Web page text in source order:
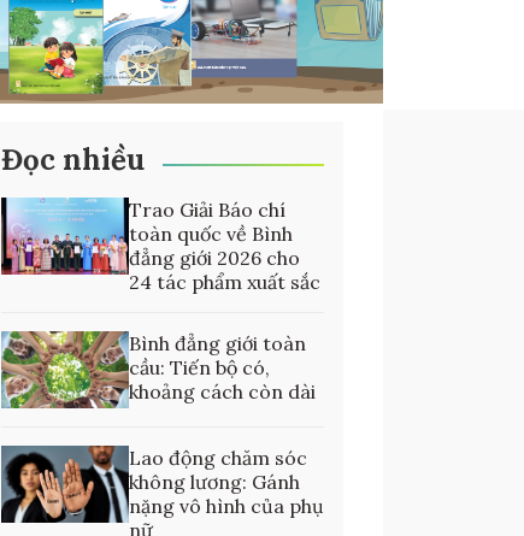
Đọc nhiều
Trao Giải Báo chí
toàn quốc về Bình
đẳng giới 2026 cho
24 tác phẩm xuất sắc
Bình đẳng giới toàn
cầu: Tiến bộ có,
khoảng cách còn dài
Lao động chăm sóc
không lương: Gánh
nặng vô hình của phụ
nữ